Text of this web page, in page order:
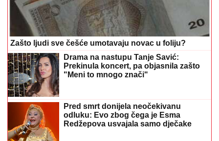
Zašto ljudi sve češće umotavaju novac u foliju?
Drama na nastupu Tanje Savić:
Prekinula koncert, pa objasnila zašto
"Meni to mnogo znači"
Pred smrt donijela neočekivanu
odluku: Evo zbog čega je Esma
Redžepova usvajala samo dječake